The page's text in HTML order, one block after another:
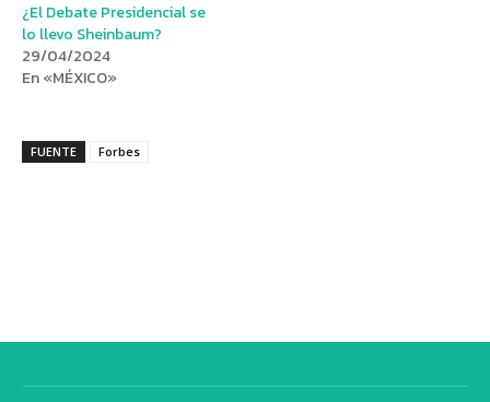
¿El Debate Presidencial se
lo llevo Sheinbaum?
29/04/2024
En «MÉXICO»
FUENTE Forbes